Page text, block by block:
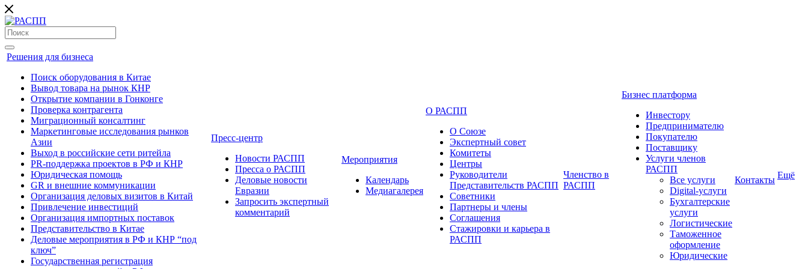
Решения для бизнеса
Поиск оборудования в Китае
Вывод товара на рынок КНР
Открытие компании в Гонконге
Проверка контрагента
Миграционный консалтинг
Маркетинговые исследования рынков
Азии
Выход в российские сети ритейла
PR-поддержка проектов в РФ и КНР
Юридическая помощь
GR и внешние коммуникации
Организация деловых визитов в Китай
Привлечение инвестиций
Организация импортных поставок
Представительство в Китае
Деловые мероприятия в РФ и КНР “под
ключ”
Государственная регистрация
Пресс-центр
Новости РАСПП
Пресса о РАСПП
Деловые новости
Евразии
Запросить экспертный
комментарий
Мероприятия
Календарь
Медиагалерея
О РАСПП
О Союзе
Экспертный совет
Комитеты
Центры
Руководители
Представительств РАСПП
Советники
Партнеры и члены
Соглашения
Стажировки и карьера в
РАСПП
Членство в
РАСПП
Бизнес платформа
Инвестору
Предпринимателю
Покупателю
Поставщику
Услуги членов
РАСПП
Все услуги
Digital-услуги
Бухгалтерские
услуги
Логистические
Таможенное
оформление
Юридические
Контакты Ещё